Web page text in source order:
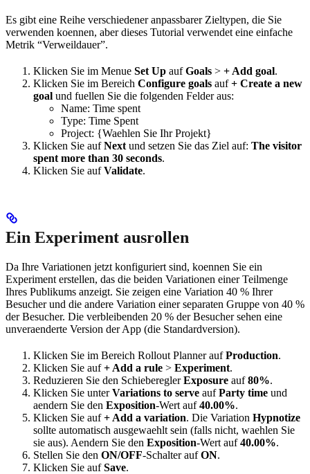
Es gibt eine Reihe verschiedener anpassbarer Zieltypen, die Sie
verwenden koennen, aber dieses Tutorial verwendet eine einfache
Metrik “Verweildauer”.
Klicken Sie im Menue Set Up aufGoals > + Add goal.
Klicken Sie im Bereich Configure goals auf+ Create a new
goal und fuellen Sie die folgenden Felder aus:
Name: Time spent
Type: Time Spent
Project: {Waehlen Sie Ihr Projekt}
Klicken Sie aufNext und setzen Sie das Ziel auf: The visitor
spent more than 30 seconds.
Klicken Sie aufValidate.
Ein Experiment ausrollen
Da Ihre Variationen jetzt konfiguriert sind, koennen Sie ein
Experiment erstellen, das die beiden Variationen einer Teilmenge
Ihres Publikums anzeigt. Sie zeigen eine Variation 40 % Ihrer
Besucher und die andere Variation einer separaten Gruppe von 40 %
der Besucher. Die verbleibenden 20 % der Besucher sehen eine
unveraenderte Version der App (die Standardversion).
Klicken Sie im Bereich Rollout Planner aufProduction.
Klicken Sie auf+ Add a rule > Experiment.
Reduzieren Sie den SchiebereglerExposure auf80%.
Klicken Sie unterVariations to serve aufParty time und
aendern Sie den Exposition-Wert auf40.00%.
Klicken Sie auf+ Add a variation. Die Variation Hypnotize
sollte automatisch ausgewaehlt sein (falls nicht, waehlen Sie
sie aus). Aendern Sie den Exposition-Wert auf40.00%.
Stellen Sie den ON/OFF-Schalter aufON.
Klicken Sie aufSave.